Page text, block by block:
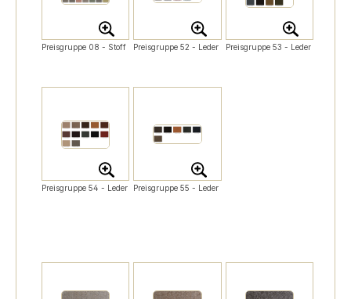
Preisgruppe 08 - Stoff Preisgruppe 52 - Leder Preisgruppe 53 - Leder
Preisgruppe 54 - Leder Preisgruppe 55 - Leder